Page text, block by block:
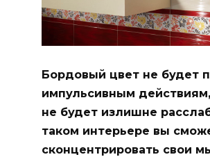
Бордовый цвет не будет
импульсивным
не будет излишне
таком интерьере вы
сконцентрировать свои